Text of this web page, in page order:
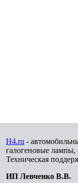
H4.ru -
галогеновые
Техническая
ИП Левченко В.В.